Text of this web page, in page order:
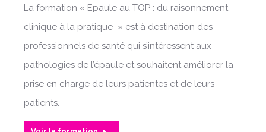
La formation « Epaule au TOP : du raisonnement
clinique à la pratique » est à destination des
professionnels de santé qui s’intéressent aux
pathologies de l’épaule et souhaitent améliorer la
prise en charge de leurs patientes et de leurs
patients.